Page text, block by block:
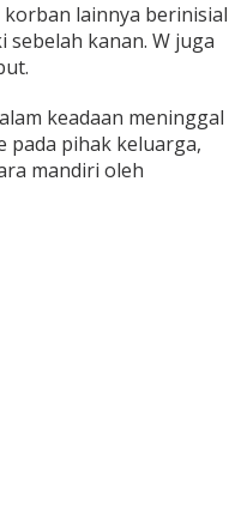
lainnya berinisial
kanan. W juga
keadaan meninggal
pada pihak keluarga,
mandiri oleh